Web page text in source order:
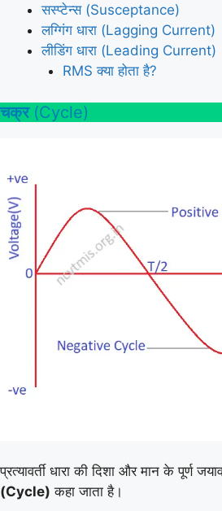
सस्प्टेन्स (Susceptance)
लग्गिंग धारा (Lagging Current)
लीडिंग धारा (Leading Current)
RMS क्या होता है?
चक्र (Cycle)
प्रत्यावर्ती धारा की दिशा और मान के पूर्ण
(Cycle) कहा जाता है।